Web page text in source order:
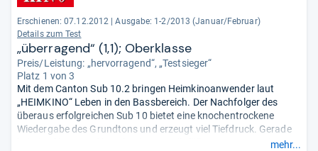
Erschienen: 07.12.2012
Ausgabe: 1-2/2013 (Januar/Februar)
Details zum Test
„überragend“ (1,1); Oberklasse
Preis/Leistung: „hervorragend“, „Testsieger“
Platz 1 von 3
Mit dem Canton Sub 10.2 bringen Heimkinoanwender laut
„HEIMKINO“ Leben in den Bassbereich. Der Nachfolger des
überaus erfolgreichen Sub 10 bietet eine knochentrockene
Wiedergabe des Grundtons und erzeugt viel Tiefdruck. Gerade
bei Kinofilmen und basslastiger Musik fällt er im Test positivmehr...